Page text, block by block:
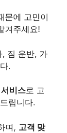
문에 고민이
겨주세요!
, 짐 운반, 가
.
비스로 고
립니다.
며, 고객 맞